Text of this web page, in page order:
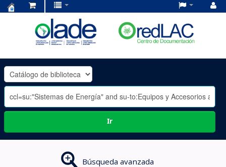
OLADE
-
Ir
Búsqueda avanzada